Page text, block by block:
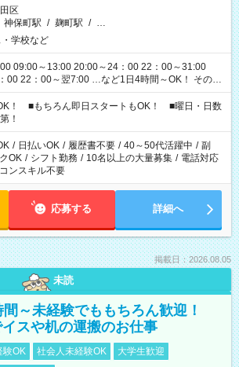
区
神保町駅 / 麹町駅 / …
学校など
09:00～13:00 20:00～24：00 22：00～31:00
22：00～翌7:00 …など1日4時間～OK！ その他
います！ お気軽にご相談ください！
！ ■もちろん即日スタートもOK！ ■曜日・日数
！
/ 日払いOK / 履歴書不要 / 40～50代活躍中 / 副
OK / シフト勤務 / 10名以上の大量募集 / 電話対応
ンスキル不要
応募する 詳細へ
掲載日：2026.08.05
未読
～未経験でももちろん歓迎！
スや机の運搬のお仕事
験OK 社会人未経験OK
大学生歓迎